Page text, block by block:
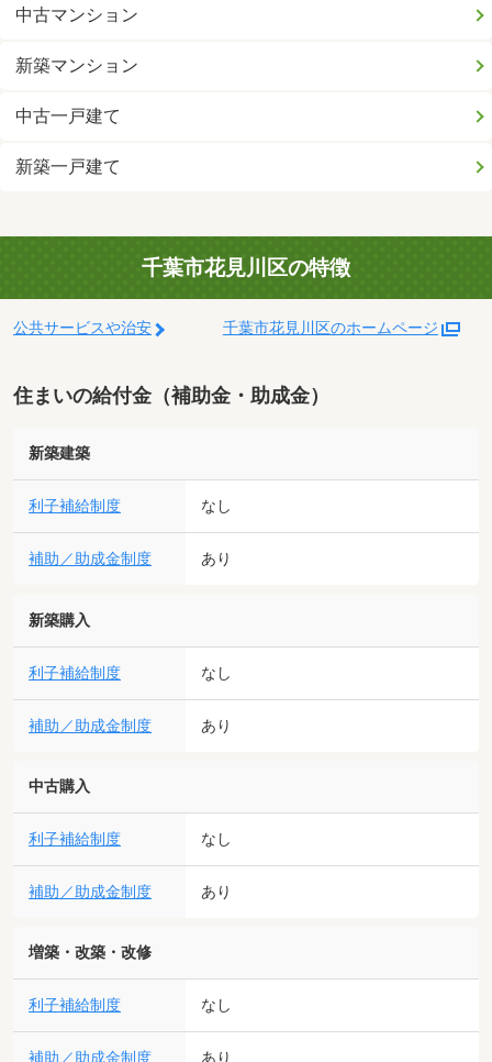
中古マンション
新築マンション
中古一戸建て
新築一戸建て
千葉市花見川区の特徴
公共サービスや治安 千葉市花見川区のホームページ
住まいの給付金（補助金・助成金）
新築建築
利子補給制度 なし
補助／助成金制度 あり
新築購入
利子補給制度 なし
補助／助成金制度 あり
中古購入
利子補給制度 なし
補助／助成金制度 あり
増築・改築・改修
利子補給制度 なし
あり